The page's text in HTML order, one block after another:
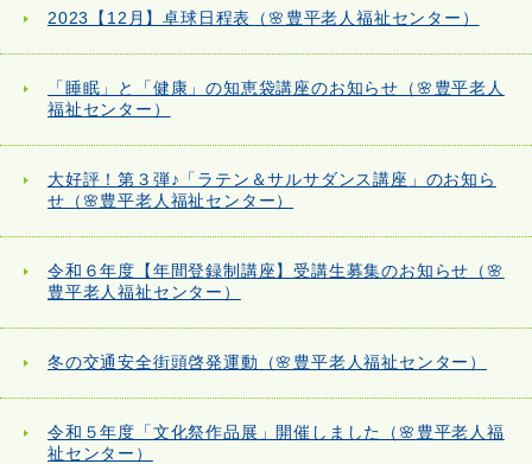
2023【12月】卓球日程表（🌸豊平老人福祉センター）
「睡眠」と「健康」の知恵袋講座のお知らせ（🌸豊平老人
福祉センター）
大好評！第３弾♪「ラテン＆サルサダンス講座」のお知ら
せ（🌸豊平老人福祉センター）
令和６年度【年間登録制講座】受講生募集のお知らせ（🌸
豊平老人福祉センター）
冬の交通安全街頭啓発運動（🌸豊平老人福祉センター）
令和５年度「文化祭作品展」開催しました（🌸豊平老人福
祉センター）